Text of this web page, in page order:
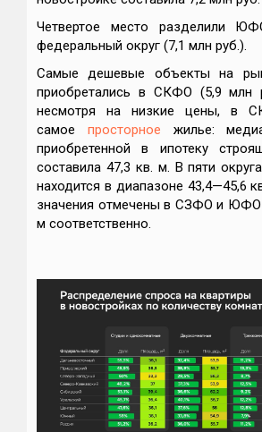
Четвертое место разделили
федеральный округ (7,1 млн руб.).
Самые дешевые объекты на
приобретались в СКФО (5,9 млн
несмотря на низкие цены, в
самое просторное жилье:
приобретенной в ипотеку
составила 47,3 кв. м. В пяти
находится в диапазоне 43,4—45,6
значения отмечены в СЗФО и ЮФО
м соответственно.